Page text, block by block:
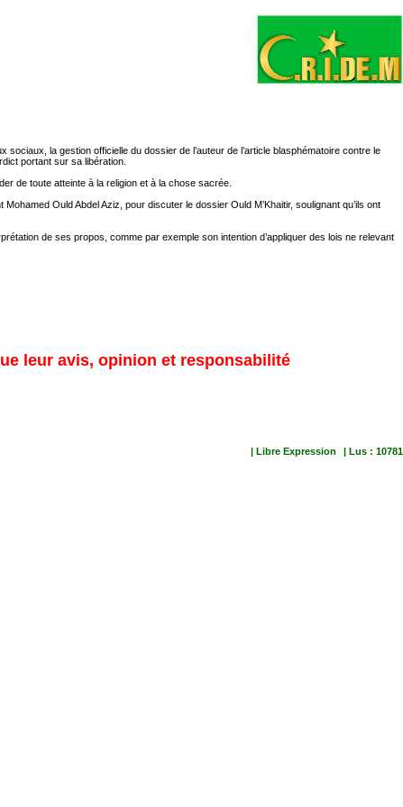
la gestion officielle du dossier de l’auteur de l’article blasphématoire contre le
portant sur sa libération.
de toute atteinte à la religion et à la chose sacrée.
Ould Abdel Aziz, pour discuter le dossier Ould M’Khaitir, soulignant qu’ils ont
de ses propos, comme par exemple son intention d’appliquer des lois ne relevant
leur avis, opinion et responsabilité
| Libre Expression
| Lus : 10781